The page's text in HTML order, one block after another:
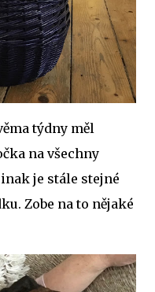
týdny měl
na všechny
je stále stejné
Zobe na to nějaké